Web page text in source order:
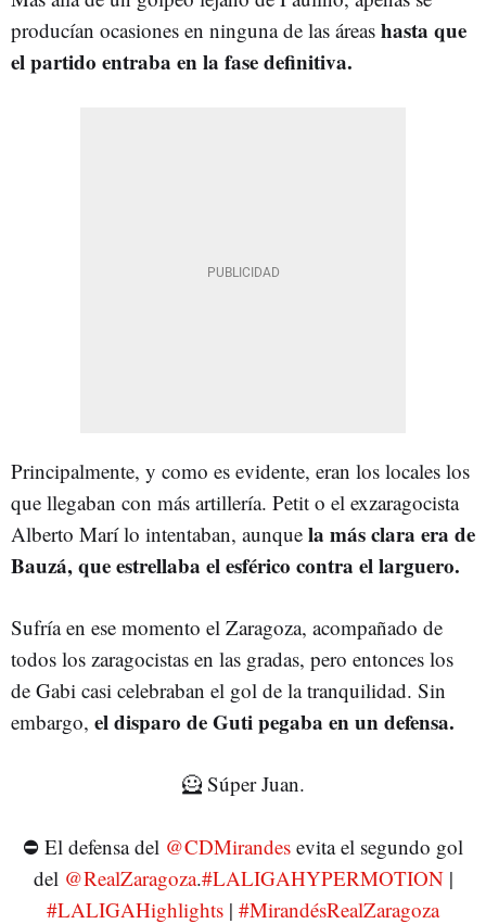
producían ocasiones en ninguna de las áreas hasta que
el partido entraba en la fase definitiva.
Principalmente, y como es evidente, eran los locales los
que llegaban con más artillería. Petit o el exzaragocista
Alberto Marí lo intentaban, aunque la más clara era de
Bauzá, que estrellaba el esférico contra el larguero.
Sufría en ese momento el Zaragoza, acompañado de
todos los zaragocistas en las gradas, pero entonces los
de Gabi casi celebraban el gol de la tranquilidad. Sin
embargo, el disparo de Guti pegaba en un defensa.
🦸 Súper Juan.
⛔ El defensa del @CDMirandes evita el segundo gol
del @RealZaragoza.#LALIGAHYPERMOTION|
#LALIGAHighlights | #MirandésRealZaragoza